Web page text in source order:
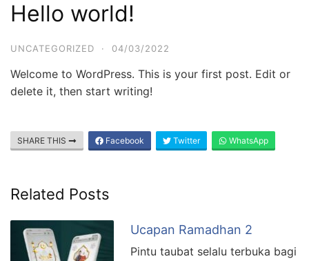
Hello world!
UNCATEGORIZED · 04/03/2022
Welcome to WordPress. This is your first post. Edit or
delete it, then start writing!
SHARE THIS Facebook Twitter WhatsApp
Related Posts
Ucapan Ramadhan 2
Pintu taubat selalu terbuka bagi